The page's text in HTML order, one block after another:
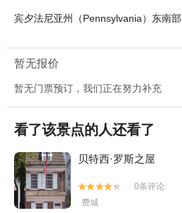
宾夕法尼亚州（Pennsylvania）东南部
暂无报价
暂无门票预订，我们正在努力补充
看了该景点的人还看了
贝特西·罗斯之屋


0条评论
费城